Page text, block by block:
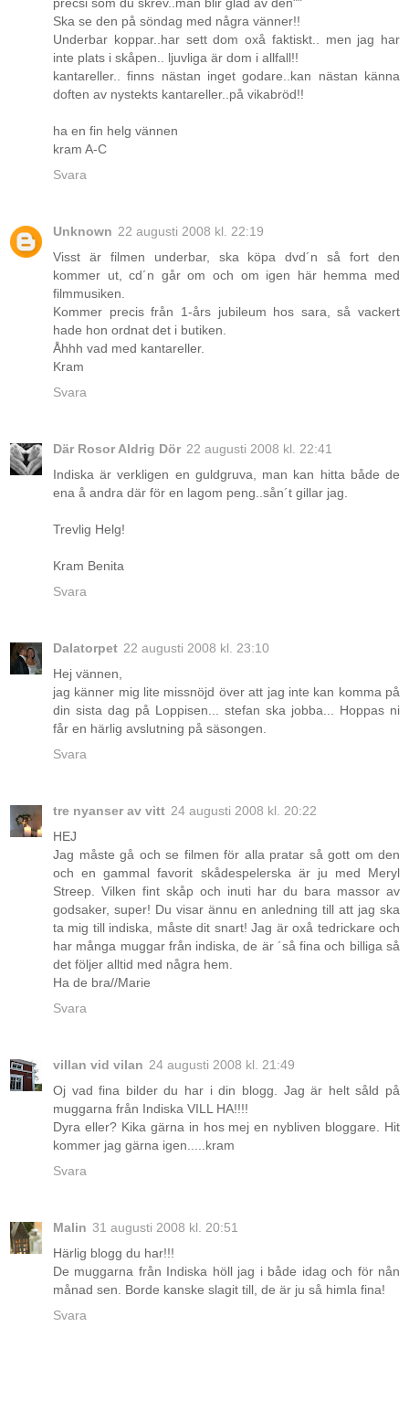
Ska se den på söndag med några vänner!!
Underbar koppar..har sett dom oxå faktiskt.. men jag har
inte plats i skåpen.. ljuvliga är dom i allfall!!
kantareller.. finns nästan inget godare..kan nästan känna
doften av nystekts kantareller..på vikabröd!!
ha en fin helg vännen
kram A-C
Svara
Unknown 22 augusti 2008 kl. 22:19
Visst är filmen underbar, ska köpa dvd´n så fort den
kommer ut, cd´n går om och om igen här hemma med
filmmusiken.
Kommer precis från 1-års jubileum hos sara, så vackert
hade hon ordnat det i butiken.
Åhhh vad med kantareller.
Kram
Svara
Där Rosor Aldrig Dör 22 augusti 2008 kl. 22:41
Indiska är verkligen en guldgruva, man kan hitta både de
ena å andra där för en lagom peng..sån´t gillar jag.
Trevlig Helg!
Kram Benita
Svara
Dalatorpet 22 augusti 2008 kl. 23:10
Hej vännen,
jag känner mig lite missnöjd över att jag inte kan komma på
din sista dag på Loppisen... stefan ska jobba... Hoppas ni
får en härlig avslutning på säsongen.
Svara
tre nyanser av vitt 24 augusti 2008 kl. 20:22
HEJ
Jag måste gå och se filmen för alla pratar så gott om den
och en gammal favorit skådespelerska är ju med Meryl
Streep. Vilken fint skåp och inuti har du bara massor av
godsaker, super! Du visar ännu en anledning till att jag ska
ta mig till indiska, måste dit snart! Jag är oxå tedrickare och
har många muggar från indiska, de är ´så fina och billiga så
det följer alltid med några hem.
Ha de bra//Marie
Svara
villan vid vilan 24 augusti 2008 kl. 21:49
Oj vad fina bilder du har i din blogg. Jag är helt såld på
muggarna från Indiska VILL HA!!!!
Dyra eller? Kika gärna in hos mej en nybliven bloggare. Hit
kommer jag gärna igen.....kram
Svara
Malin 31 augusti 2008 kl. 20:51
Härlig blogg du har!!!
De muggarna från Indiska höll jag i både idag och för nån
månad sen. Borde kanske slagit till, de är ju så himla fina!
Svara